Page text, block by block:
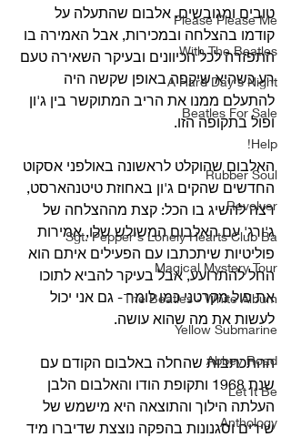
Please Please Me
With The Beatles
A Hard Day's Night
Beatles For Sale
Help!
Rubber Soul
Revolver
Sgt. Pepper's Lonely Hearts Club Ba
Magical Mystery Tour
The Beatles - White Album
Yellow Submarine
Abbey Road
Let It Be
Anthology
טובים ומגובשים. אלבום שהתעלה על
קודמו בהצלחה ובמכירות, אבל האמירה בו
התפזרה לכל הכיוונים ובעיקר השאירה טעם
רע כשהיא שיקפה באופן שקשה היה
להתעלם ממנו את הריב המתוקשר בין ג'ון
ופול בתקופה הזו.
האלבום שהוקלט לראשונה באולפני אסקוט
החדשים שהקים ג'ון באחוזת טיטנהארסט,
רצה להשיג בו הכל: קצת מההצלחה של
ג'ורג' עם האלבום המשולש שלו, אמירות
פוליטיות שיתכתבו עם הפעילים איתם הוא
החל להתרועע, אבל בעיקר להביא לתוכו
את פול מקרטני כמו לומר - גם אני יכול
לעשות את מה שהוא עושה.
ההתכתבות שהחלה באלבום הקודם עם
שנת 1968 ותקופת הודו והאלבום הלבן
העלתה הילוך והתוצאה היא מישמש של
שירים וסגנונות בהפקה נוצצת שדיברו מיד